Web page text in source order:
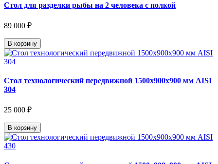
Стол для разделки рыбы на 2 человека с полкой
89 000 ₽
В корзину
Стол технологический передвижной 1500х900х900 мм AISI
304
25 000 ₽
В корзину